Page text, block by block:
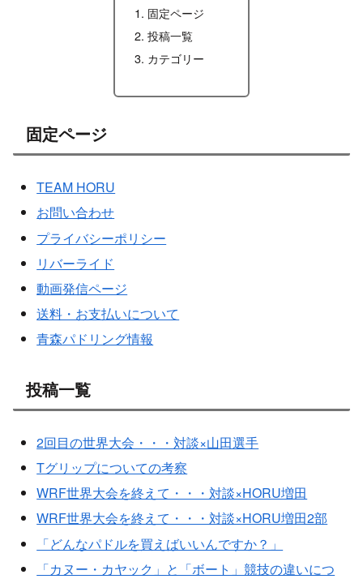
固定ページ
投稿一覧
カテゴリー
固定ページ
TEAM HORU
お問い合わせ
プライバシーポリシー
リバーライド
動画発信ページ
送料・お支払いについて
青森パドリング情報
投稿一覧
2回目の世界大会・・・対談×山田選手
Tグリップについての考察
WRF世界大会を終えて・・・対談×HORU増田
WRF世界大会を終えて・・・対談×HORU増田2部
「どんなパドルを買えばいいんですか？」
「カヌー・カヤック」と「ボート」競技の違いにつ